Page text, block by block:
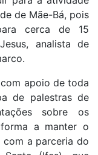
de Mãe-Bá, pois
cerca de 15
analista de
apoio de toda
de palestras de
sobre os
a manter o
a parceria do